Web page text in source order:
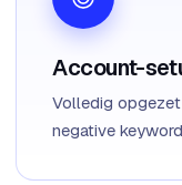
Account-
Volledig
negative